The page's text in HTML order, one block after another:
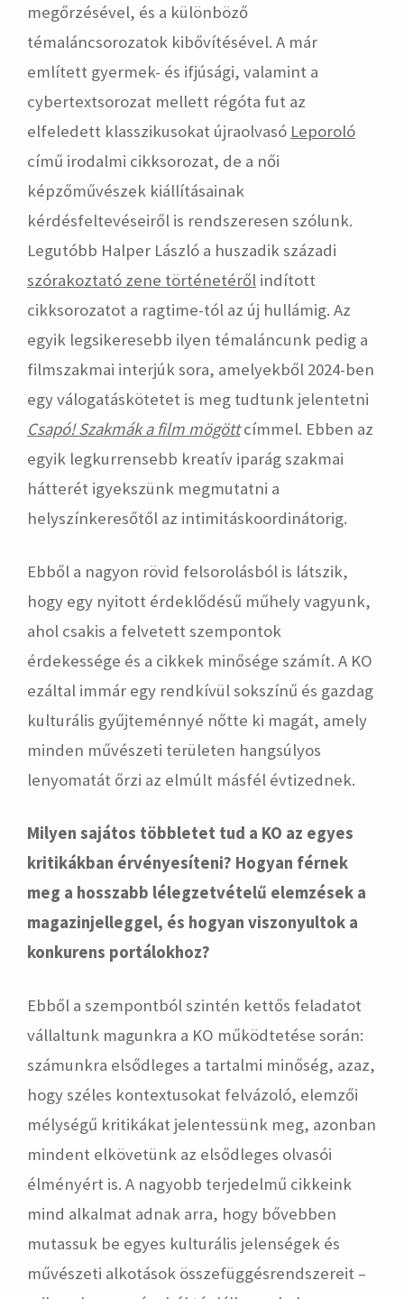
megőrzésével, és a különböző
témaláncsorozatok kibővítésével. A már
említett gyermek- és ifjúsági, valamint a
cybertextsorozat mellett régóta fut az
elfeledett klasszikusokat újraolvasó Leporoló
című irodalmi cikksorozat, de a női
képzőművészek kiállításainak
kérdésfeltevéseiről is rendszeresen szólunk.
Legutóbb Halper László a huszadik századi
szórakoztató zene történetéről indított
cikksorozatot a ragtime-tól az új hullámig. Az
egyik legsikeresebb ilyen témaláncunk pedig a
filmszakmai interjúk sora, amelyekből 2024-ben
egy válogatáskötetet is meg tudtunk jelentetni
Csapó! Szakmák a film mögöttcímmel. Ebben az
egyik legkurrensebb kreatív iparág szakmai
hátterét igyekszünk megmutatni a
helyszínkeresőtől az intimitáskoordinátorig.
Ebből a nagyon rövid felsorolásból is látszik,
hogy egy nyitott érdeklődésű műhely vagyunk,
ahol csakis a felvetett szempontok
érdekessége és a cikkek minősége számít. A KO
ezáltal immár egy rendkívül sokszínű és gazdag
kulturális gyűjteménnyé nőtte ki magát, amely
minden művészeti területen hangsúlyos
lenyomatát őrzi az elmúlt másfél évtizednek.
Milyen sajátos többletet tud a KO az egyes
kritikákban érvényesíteni? Hogyan férnek
meg a hosszabb lélegzetvételű elemzések a
magazinjelleggel, és hogyan viszonyultok a
konkurens portálokhoz?
Ebből a szempontból szintén kettős feladatot
vállaltunk magunkra a KO működtetése során:
számunkra elsődleges a tartalmi minőség, azaz,
hogy széles kontextusokat felvázoló, elemzői
mélységű kritikákat jelentessünk meg, azonban
mindent elkövetünk az elsődleges olvasói
élményért is. A nagyobb terjedelmű cikkeink
mind alkalmat adnak arra, hogy bővebben
mutassuk be egyes kulturális jelenségek és
művészeti alkotások összefüggésrendszereit –